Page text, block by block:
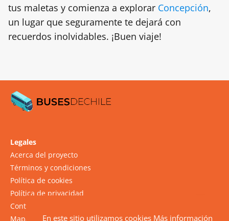
tus maletas y comienza a explorar Concepción,
un lugar que seguramente te dejará con
recuerdos inolvidables. ¡Buen viaje!
Legales
Acerca del proyecto
Términos y condiciones
Política de cookies
Política de privacidad
Contacto
Mapa del sitioEn este sitio utilizamos cookies Más información